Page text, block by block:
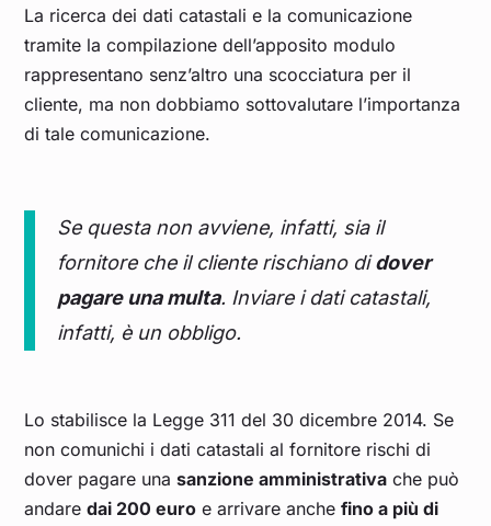
La ricerca dei dati catastali e la comunicazione
tramite la compilazione dell’apposito modulo
rappresentano senz’altro una scocciatura per il
cliente, ma non dobbiamo sottovalutare l’importanza
di tale comunicazione.
Se questa non avviene, infatti, sia il
fornitore che il cliente rischiano didover
pagare una multa. Inviare i dati catastali,
infatti, è un obbligo.
Lo stabilisce la Legge 311 del 30 dicembre 2014. Se
non comunichi i dati catastali al fornitore rischi di
dover pagare unasanzione amministrativa che può
andaredai 200 euro e arrivare anchefino a più di